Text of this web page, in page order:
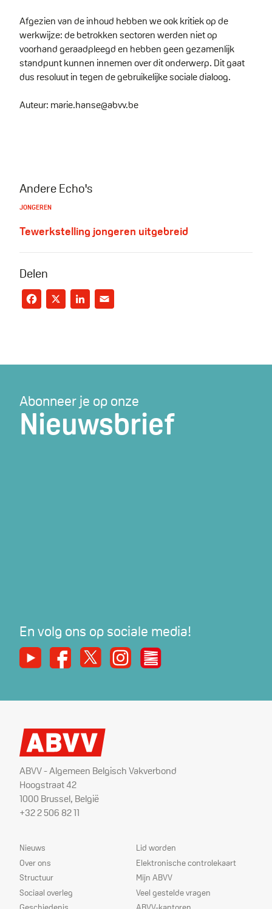
Afgezien van de inhoud hebben we ook kritiek op de
werkwijze: de betrokken sectoren werden niet op
voorhand geraadpleegd en hebben geen gezamenlijk
standpunt kunnen innemen over dit onderwerp. Dit gaat
dus resoluut in tegen de gebruikelijke sociale dialoog.
Auteur: marie.hanse@abvv.be
Andere Echo's
JONGEREN
Tewerkstelling jongeren uitgebreid
Delen
Facebook
X LinkedIn
Abonneer je op onze
Nieuwsbrief
En volg ons op sociale media!
Youtube Facebook
X InstagramDe Nieuwe Werker
ABVV - Algemeen Belgisch Vakverbond
Hoogstraat 42
1000 Brussel, België
+32 2 506 82 11
Sitemap
Nieuws
Over ons
Structuur
Sociaal overleg
Dienstverlening
Lid worden
Elektronische controlekaart
Mijn ABVV
Veel gestelde vragen